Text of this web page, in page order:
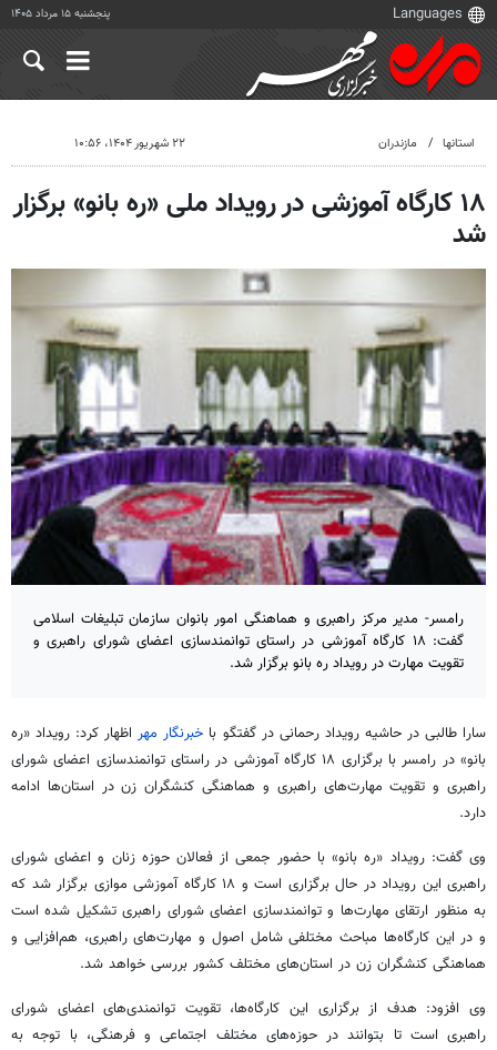
پنجشنبه ۱۵ مرداد ۱۴۰۵
استانها مازندران ۲۲ شهریور ۱۴۰۴، ۱۰:۵۶
۱۸ کارگاه آموزشی در رویداد ملی «ره بانو» برگزار
شد
رامسر- مدیر مرکز راهبری و هماهنگی امور بانوان سازمان تبلیغات اسلامی
گفت: ۱۸ کارگاه آموزشی در راستای توانمندسازی اعضای شورای راهبری و
تقویت مهارت در رویداد ره بانو برگزار شد.
سارا طالبی در حاشیه رویداد رحمانی در گفتگو با خبرنگار مهراظهار کرد: رویداد «ره
بانو» در رامسر با برگزاری ۱۸ کارگاه آموزشی در راستای توانمندسازی اعضای شورای
راهبری و تقویت مهارت‌های راهبری و هماهنگی کنشگران زن در استان‌ها ادامه
دارد.
وی گفت: رویداد «ره بانو» با حضور جمعی از فعالان حوزه زنان و اعضای شورای
راهبری این رویداد در حال برگزاری است و ۱۸ کارگاه آموزشی موازی برگزار شد که
به منظور ارتقای مهارت‌ها و توانمندسازی اعضای شورای راهبری تشکیل شده است
و در این کارگاه‌ها مباحث مختلفی شامل اصول و مهارت‌های راهبری، هم‌افزایی و
هماهنگی کنشگران زن در استان‌های مختلف کشور بررسی خواهد شد.
وی افزود: هدف از برگزاری این کارگاه‌ها، تقویت توانمندی‌های اعضای شورای
راهبری است تا بتوانند در حوزه‌های مختلف اجتماعی و فرهنگی، با توجه به